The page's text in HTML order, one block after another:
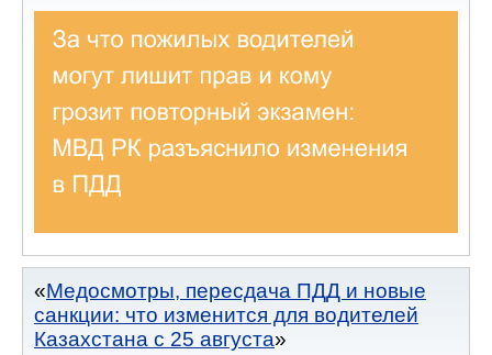
Медосмотры, пересдача ПДД и новые
санкции: что изменится для водителей
Казахстана с 25 августа